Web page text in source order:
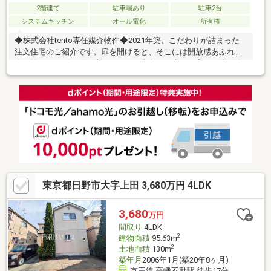
2階建て 駐車場あり
駐車2台
システムキッチン
オール電化 所有権
◆株式会社tento専任媒介物件◆2021年築、こだわりが詰まった
注文住宅のご紹介です。扉を開けると、そこには開放感あふれる
り注ぎ、家全体が明るく健やかな空気に包まれます。特筆すべき
は、プライバシーに配慮された屋上スペース。BBQやプール、あ
るいは夜風を感じながらの団欒など、家族の思い出を彩る屋外の
リビングとして大活躍。並列2台分のカースペースや豊富な収納な
自然豊かな公園も点在する子育てに優しい立地です。デザインと
暮らしやすさを妥協したくないご家族に。
東京都日野市大字上田 3,680万円 4LDK
3,680万円
間取り 4LDK
建物面積95.63m2
土地面積130m2
築年月 2006年1月(築20年8ヶ月)